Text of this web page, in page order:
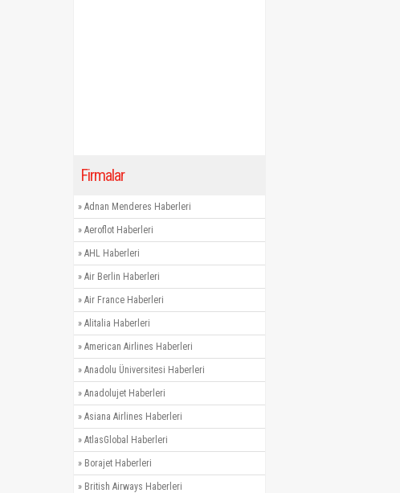
Firmalar
» Adnan Menderes Haberleri
» Aeroflot Haberleri
» AHL Haberleri
» Air Berlin Haberleri
» Air France Haberleri
» Alitalia Haberleri
» American Airlines Haberleri
» Anadolu Üniversitesi Haberleri
» Anadolujet Haberleri
» Asiana Airlines Haberleri
» AtlasGlobal Haberleri
» Borajet Haberleri
» British Airways Haberleri